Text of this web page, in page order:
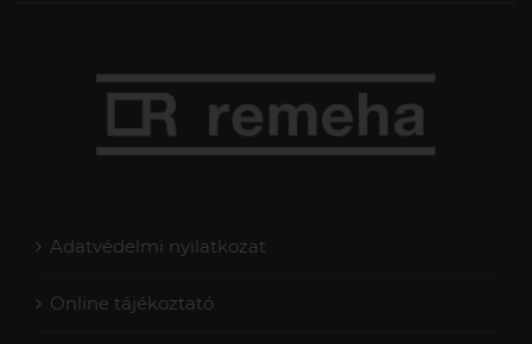
Adatvédelmi nyilatkozat
Online tájékoztató